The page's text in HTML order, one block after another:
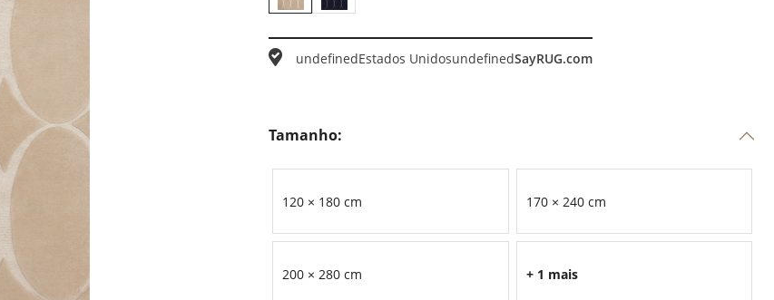
undefinedEstados UnidosundefinedSayRUG.com
Tamanho:
120 × 180 cm 170 × 240 cm
200 × 280 cm + 1 mais